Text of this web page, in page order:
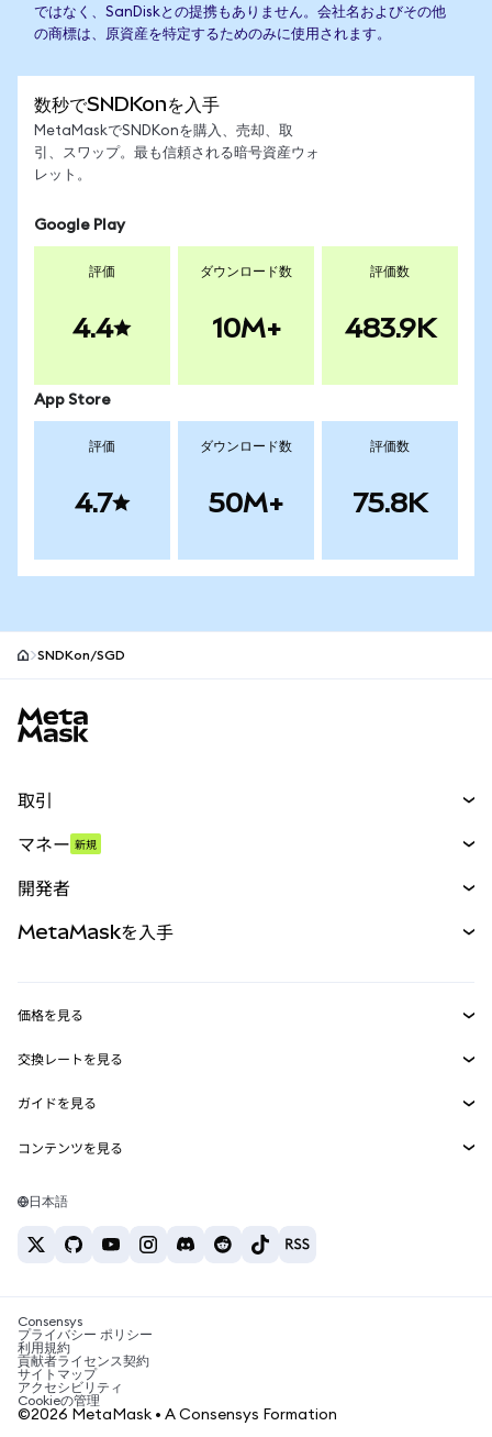
ではなく、SanDiskとの提携もありません。会社名およびその他
の商標は、原資産を特定するためのみに使用されます。
数秒でSNDKonを入手
MetaMaskでSNDKonを購入、売却、取
引、スワップ。最も信頼される暗号資産ウォ
レット。
Google Play
評価
4.4
ダウンロード数
10M+
評価数
483.9K
App Store
評価
4.7
ダウンロード数
50M+
評価数
75.8K
SNDKon/SGD
取引
パーペチュアル
RWA
マネー 新規
開発者
MetaMask Connect
Snaps
Web3サービス
MetaMaskを入手
セキュリティ
サポート
キャリア
お問い合わせ
価格を見る
イーサリアムの価格
Solanaの価格
Tetherの価格
交換レートを見る
ETH→USD
USDT→INR
BTC→INR
ETH→USDT
ガイドを見る
ETHの購入
USDTの購入
SHIBの購入
BNBの購入
コンテンツを見る
Solanaウォレット
税制関連ニュース
暗号資産の購入方法は？
ビットコインを売るには？
日本語
Consensys
プライバシー ポリシー
利用規約
貢献者ライセンス契約
サイトマップ
アクセシビリティ
Cookieの管理
©2026 MetaMask • A Consensys Formation